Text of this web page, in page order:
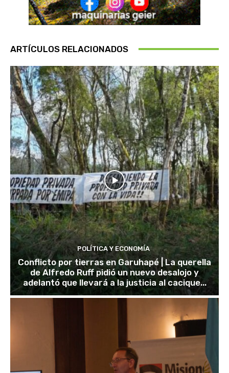
ARTÍCULOS RELACIONADOS
POLÍTICA Y ECONOMÍA
Conflicto por tierras en Garuhapé | La querella
de Alfredo Ruff pidió un nuevo desalojo y
adelantó que llevará a la justicia al cacique...